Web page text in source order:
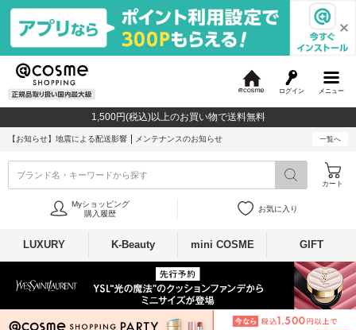
メニュー
ログイン
c
o
1,500円(税込)以上のお買い物で送料無料
【お知らせ】 地震による配送影響 メンテナンスのお知らせ 一覧へ
ブランド名・キーワードから探す
カート
Myショッピング
購入履歴
お気に入り
LUXURY K-Beauty mini COSME GIFT